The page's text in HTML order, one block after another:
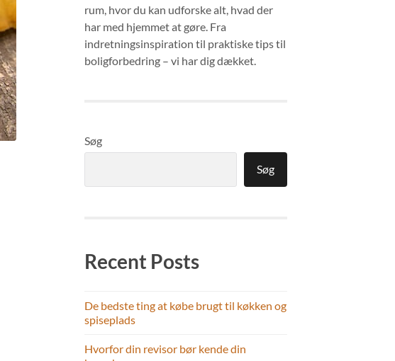
rum, hvor du kan udforske alt, hvad der
har med hjemmet at gøre. Fra
indretningsinspiration til praktiske tips til
boligforbedring – vi har dig dækket.
Søg
Søg
Recent Posts
De bedste ting at købe brugt til køkken og
spiseplads
Hvorfor din revisor bør kende din